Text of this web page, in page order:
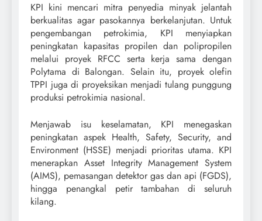
KPI kini mencari mitra penyedia minyak jelantah
berkualitas agar pasokannya berkelanjutan. Untuk
pengembangan petrokimia, KPI menyiapkan
peningkatan kapasitas propilen dan polipropilen
melalui proyek RFCC serta kerja sama dengan
Polytama di Balongan. Selain itu, proyek olefin
TPPI juga di proyeksikan menjadi tulang punggung
produksi petrokimia nasional.
Menjawab isu keselamatan, KPI menegaskan
peningkatan aspek Health, Safety, Security, and
Environment (HSSE) menjadi prioritas utama. KPI
menerapkan Asset Integrity Management System
(AIMS), pemasangan detektor gas dan api (FGDS),
hingga penangkal petir tambahan di seluruh
kilang.